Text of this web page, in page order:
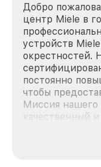
Добро
центр Miele в
устройств
окрестностей.
постоянно
чтобы
Миссия нашего
качественный
каждого
зависимости